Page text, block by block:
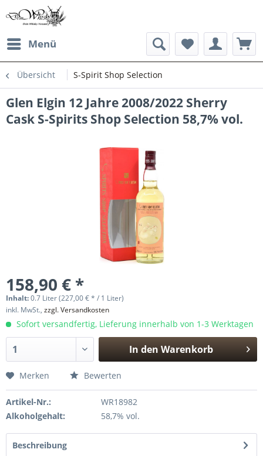
Menü
Übersicht S-Spirit Shop Selection
Glen Elgin 12 Jahre 2008/2022 Sherry
Cask S-Spirits Shop Selection 58,7% vol.
158,90 € *
Inhalt:0.7 Liter (227,00 € * / 1 Liter)
inkl. MwSt., zzgl. Versandkosten
Sofort versandfertig, Lieferung innerhalb von 1-3 Werktagen
In den Warenkorb
Merken Bewerten
Artikel-Nr.:
WR18982
Alkoholgehalt:
58,7% vol.
Beschreibung